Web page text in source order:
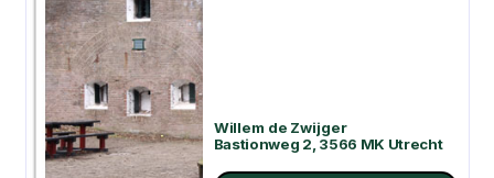
Willem de Zwijger
Bastionweg 2, 3566 MK Utrecht